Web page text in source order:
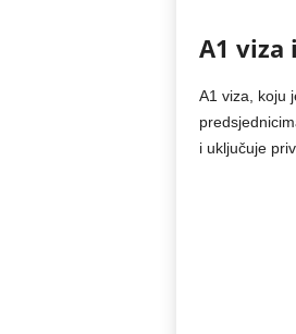
A1
A1 viza, koju
i uključuje